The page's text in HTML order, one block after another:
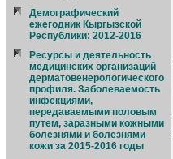
Демографический
ежегодник Кыргызской
Республики: 2012-2016
Ресурсы и деятельность
медицинских организаций
дерматовенерологического
профиля. Заболеваемость
инфекциями,
передаваемыми половым
путем, заразными кожными
болезнями и болезнями
кожи за 2015-2016 годы